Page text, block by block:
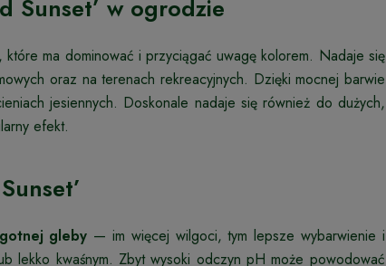
Sunset’ w ogrodzie
ma dominować i przyciągać uwagę kolorem. Nadaje się
oraz na terenach rekreacyjnych. Dzięki mocnej barwie
jesiennych. Doskonale nadaje się również do dużych,
efekt.
gleby — im więcej wilgoci, tym lepsze wybarwienie i
lekko kwaśnym. Zbyt wysoki odczyn pH może powodować